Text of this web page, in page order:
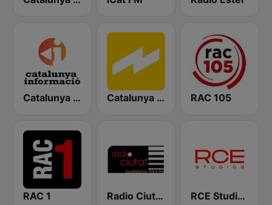
Catalunya Informació Catalunya Ràdio RAC 105
RAC 1 Radio Ciutat de Badalona 94.4 RCE Studios La Ràdio Catalana de la Cultura i l'Esport